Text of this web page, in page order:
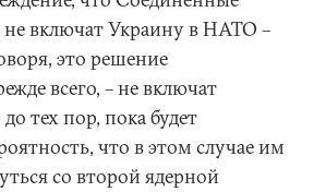
включат Украину в НАТО –
это решение
всего, – не включат
тех пор, пока будет
что в этом случае им
со второй ядерной